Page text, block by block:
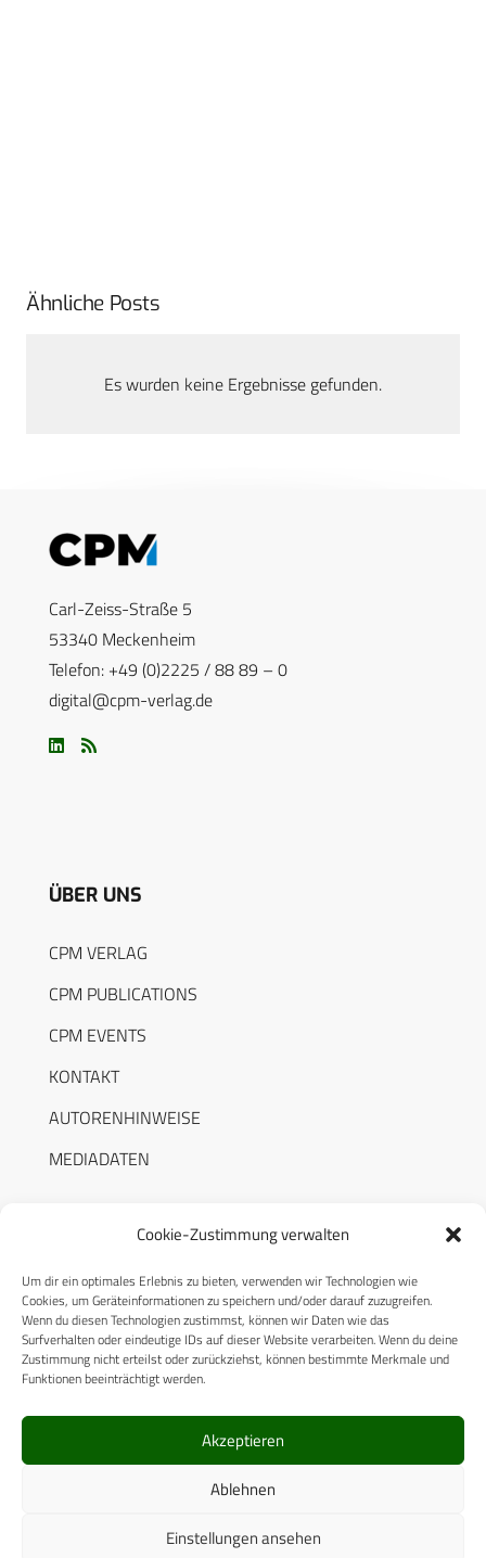
Cookie-Zustimmung verwalten
Um dir ein optimales Erlebnis zu bieten, verwenden wir Technologien wie
Cookies, um Geräteinformationen zu speichern und/oder darauf zuzugreifen.
Wenn du diesen Technologien zustimmst, können wir Daten wie das
Surfverhalten oder eindeutige IDs auf dieser Website verarbeiten. Wenn du deine
Zustimmung nicht erteilst oder zurückziehst, können bestimmte Merkmale und
Funktionen beeinträchtigt werden.
Akzeptieren
Ablehnen
Einstellungen ansehen
Ähnliche Posts
Es wurden keine Ergebnisse gefunden.
Carl-Zeiss-Straße 5
53340 Meckenheim
Telefon: +49 (0)2225 / 88 89 – 0
digital@cpm-verlag.de
ÜBER UNS
CPM VERLAG
CPM PUBLICATIONS
CPM EVENTS
KONTAKT
AUTORENHINWEISE
MEDIADATEN
RECHTLICHES
Datenschutzerklärung
Cookie-Richtlinie (EU)